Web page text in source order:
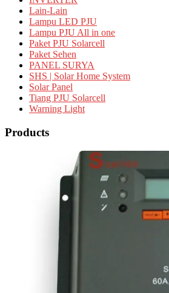
Lain-Lain
Lampu LED PJU
Lampu PJU All in one
Paket PJU Solarcell
Paket Sehen
PANEL SURYA
SHS | Solar Home System
Solar Panel
Tiang PJU Solarcell
Warning Light
Products